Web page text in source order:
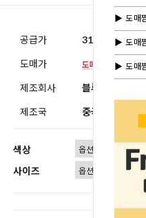
▶ 도매
▶ 도매
▶ 도매
공급가 31,000원 (부
도매가
제조회사 블루모드 제휴사
제조국 중국
색상
사이즈